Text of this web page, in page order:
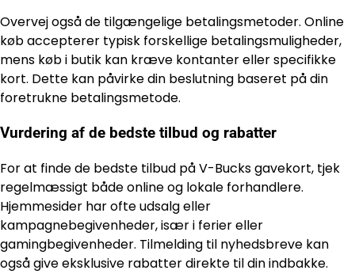
Overvej også de tilgængelige betalingsmetoder. Online
køb accepterer typisk forskellige betalingsmuligheder,
mens køb i butik kan kræve kontanter eller specifikke
kort. Dette kan påvirke din beslutning baseret på din
foretrukne betalingsmetode.
Vurdering af de bedste tilbud og rabatter
For at finde de bedste tilbud på V-Bucks gavekort, tjek
regelmæssigt både online og lokale forhandlere.
Hjemmesider har ofte udsalg eller
kampagnebegivenheder, især i ferier eller
gamingbegivenheder. Tilmelding til nyhedsbreve kan
også give eksklusive rabatter direkte til din indbakke.